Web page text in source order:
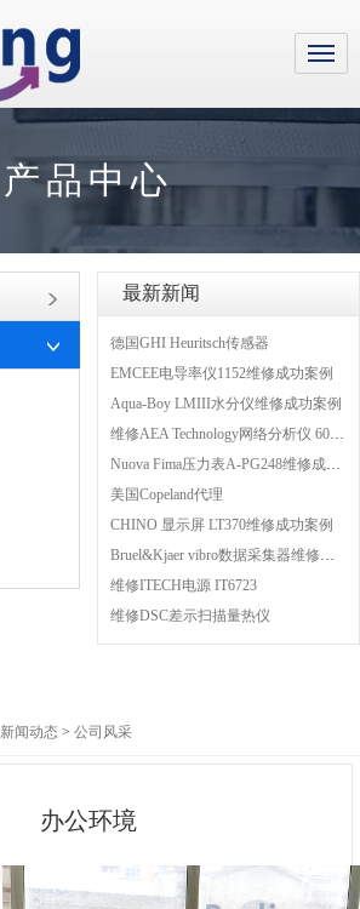
产品中心
最新新闻
德国GHI Heuritsch传感器
EMCEE电导率仪1152维修成功案例
Aqua-Boy LMIII水分仪维修成功案例
维修AEA Technology网络分析仪 6015-1010
Nuova Fima压力表A-PG248维修成功案例
美国Copeland代理
CHINO 显示屏 LT370维修成功案例
Bruel&Kjaer vibro数据采集器维修成功案例
维修ITECH电源 IT6723
维修DSC差示扫描量热仪
新闻动态 > 公司风采
办公环境